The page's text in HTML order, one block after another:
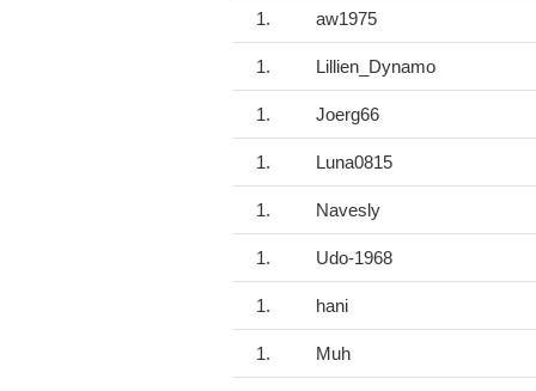
1. aw1975
1. Lillien_Dynamo
1. Joerg66
1. Luna0815
1. Navesly
1. Udo-1968
1. hani
1. Muh